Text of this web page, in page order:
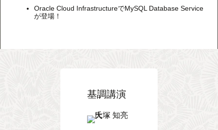
Oracle Cloud InfrastructureでMySQL Database Service
が登場！
基調講演